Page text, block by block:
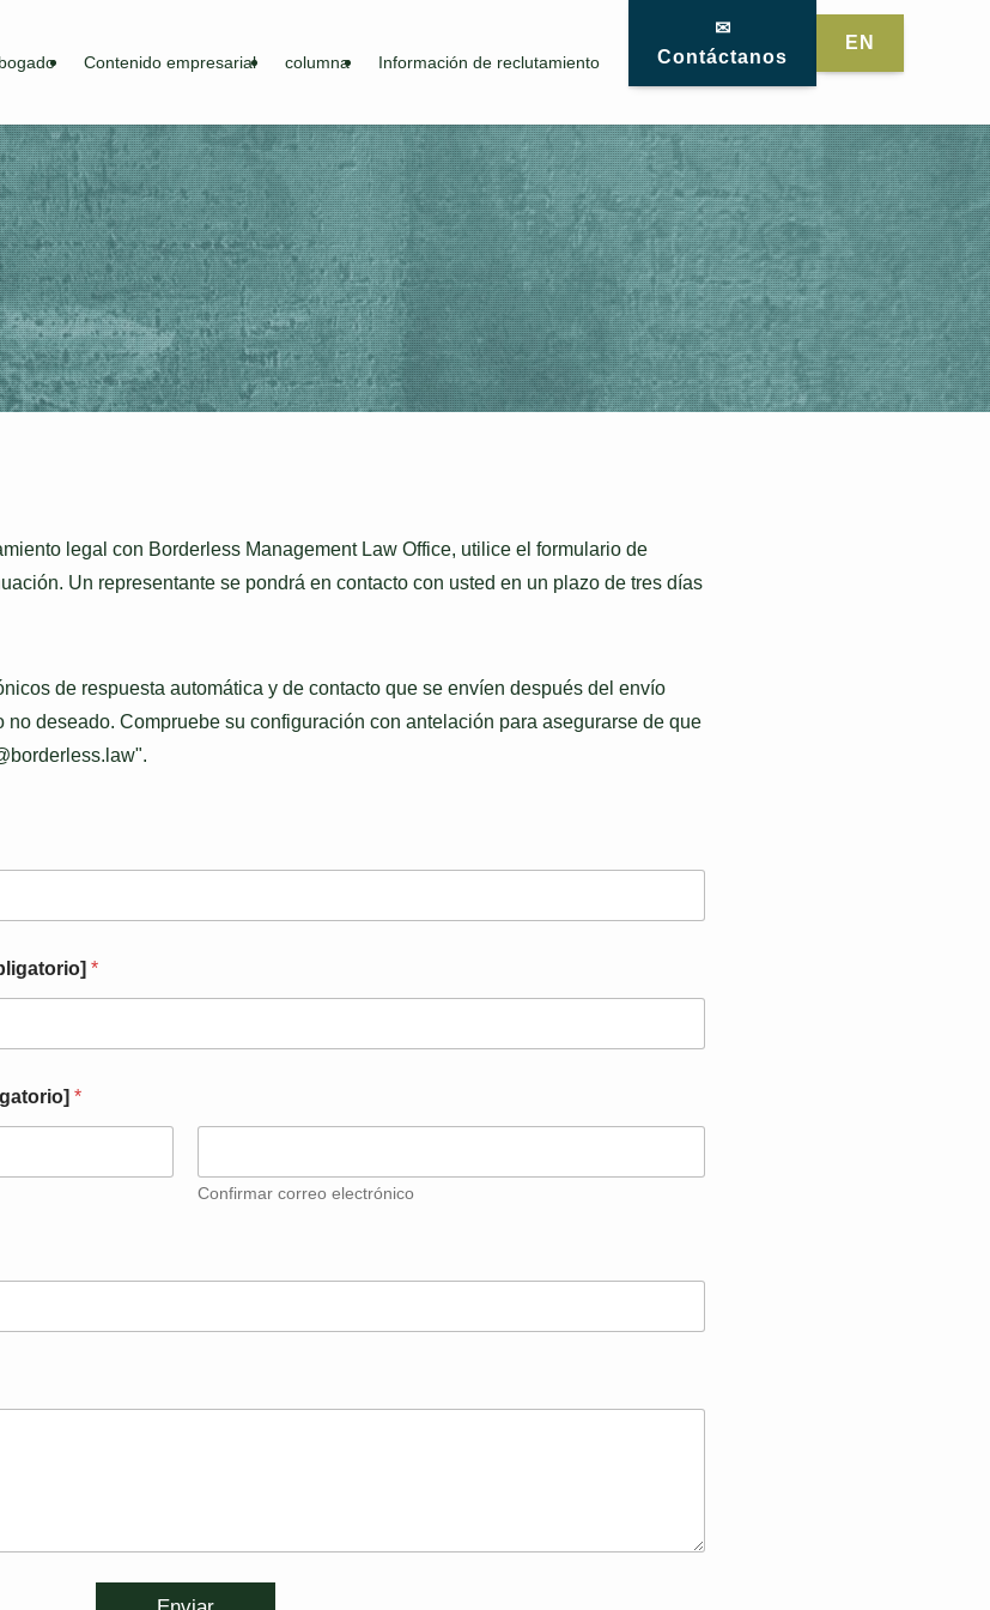
Contenido empresarial columna Información de reclutamiento
✉
Contáctanos
EN
legal con Borderless Management Law Office, utilice el formulario de
Un representante se pondrá en contacto con usted en un plazo de tres días
de respuesta automática y de contacto que se envíen después del envío
no deseado. Compruebe su configuración con antelación para asegurarse de que
*
*
Confirmar correo electrónico